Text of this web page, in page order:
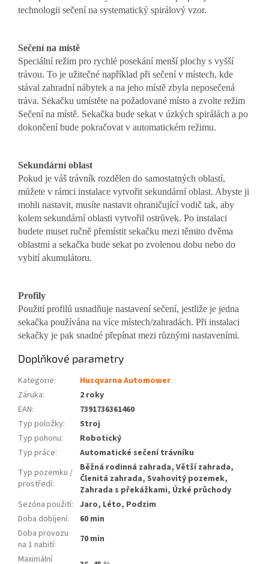
technologii sečení na systematický spirálový vzor.
Sečení na místě
Speciální režim pro rychlé posekání menší plochy s vyšší
trávou. To je užitečné například při sečení v místech, kde
stával zahradní nábytek a na jeho místě zbyla neposečená
tráva. Sekačku umístěte na požadované místo a zvolte režim
Sečení na místě. Sekačka bude sekat v úzkých spirálách a po
dokončení bude pokračovat v automatickém režimu.
Sekundární oblast
Pokud je váš trávník rozdělen do samostatných oblastí,
můžete v rámci instalace vytvořit sekundární oblast. Abyste ji
mohli nastavit, musíte nastavit ohraničující vodič tak, aby
kolem sekundární oblasti vytvořil ostrůvek. Po instalaci
budete muset ručně přemístit sekačku mezi těmito dvěma
oblastmi a sekačka bude sekat po zvolenou dobu nebo do
vybití akumulátoru.
Profily
Použití profilů usnadňuje nastavení sečení, jestliže je jedna
sekačka používána na více místech/zahradách. Při instalaci
sekačky je pak snadné přepínat mezi různými nastaveními.
Doplňkové parametry
Kategorie:
Husqvarna Automower
Záruka:
2 roky
EAN:
7391736361460
Typ položky:
Stroj
Typ pohonu:
Robotický
Typ práce:
Automatické sečení trávníku
Typ pozemku /
prostředí:
Běžná rodinná zahrada, Větší zahrada,
Členitá zahrada, Svahovitý pozemek,
Zahrada s překážkami, Úzké průchody
Sezóna použití: Jaro, Léto, Podzim
Doba dobíjení:
60 min
Doba provozu
na 1 nabití:
70 min
Maximální